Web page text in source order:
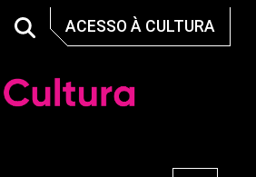
ACESSO À CULTURA